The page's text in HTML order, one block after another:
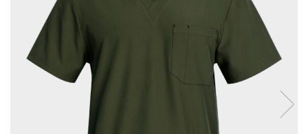
Organizatoare business
Birotica si papetarie
Hartie si articole din hartie
Bibliorafturi, caiete mecanice,
Capsatoare, capse si perforatoare
Caiete si blocnotesuri